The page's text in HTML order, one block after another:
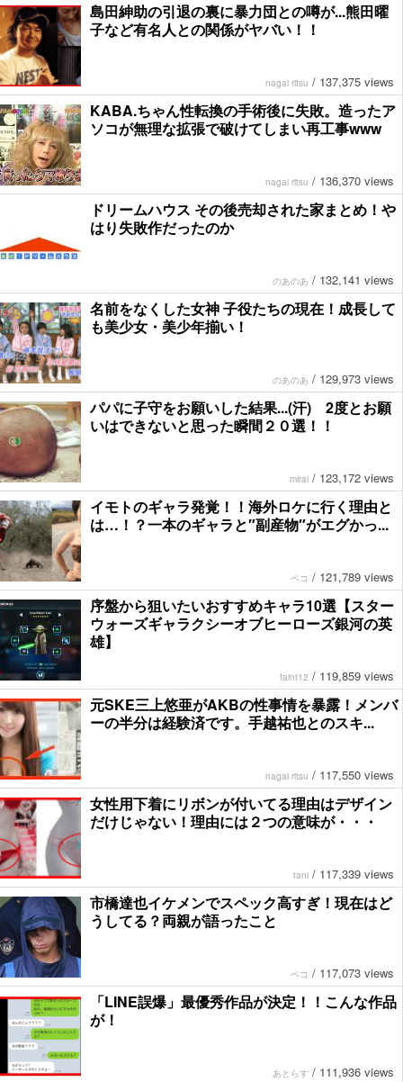
島田紳助の引退の裏に暴力団との噂が...熊田曜
子など有名人との関係がヤバい！！
nagai ritsu / 137,375 views
KABA.ちゃん性転換の手術後に失敗。造ったア
ソコが無理な拡張で破けてしまい再工事www
nagai ritsu / 136,370 views
ドリームハウス その後売却された家まとめ！や
はり失敗作だったのか
のあのあ / 132,141 views
名前をなくした女神 子役たちの現在！成長して
も美少女・美少年揃い！
のあのあ / 129,973 views
パパに子守をお願いした結果...(汗) 2度とお願
いはできないと思った瞬間２０選！！
mirai / 123,172 views
イモトのギャラ発覚！！海外ロケに行く理由と
は…！？一本のギャラと″副産物″がエグかっ...
ペコ / 121,789 views
序盤から狙いたいおすすめキャラ10選【スター
ウォーズギャラクシーオブヒーローズ銀河の英
雄】
faint12 / 119,859 views
元SKE三上悠亜がAKBの性事情を暴露！メンバ
ーの半分は経験済です。手越祐也とのスキ...
nagai ritsu / 117,550 views
女性用下着にリボンが付いてる理由はデザイン
だけじゃない！理由には２つの意味が・・・
tani / 117,339 views
市橋達也イケメンでスペック高すぎ！現在はど
うしてる？両親が語ったこと
ペコ / 117,073 views
「LINE誤爆」最優秀作品が決定！！こんな作品
が！
あとらす / 111,936 views